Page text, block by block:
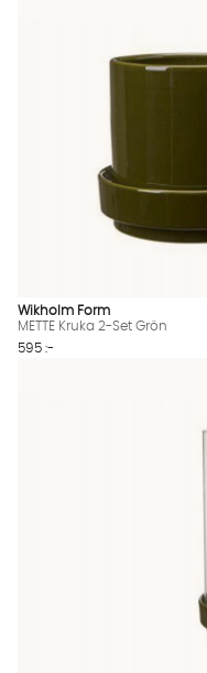
Wikholm Form
METTE Kruka 2-Set Grön
595 :-